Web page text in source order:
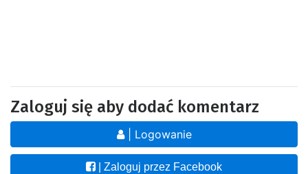
Zaloguj się aby dodać komentarz
| Logowanie
| Zaloguj przez Facebook